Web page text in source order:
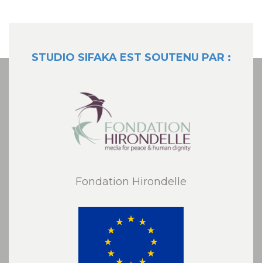
STUDIO SIFAKA EST SOUTENU PAR :
Fondation Hirondelle